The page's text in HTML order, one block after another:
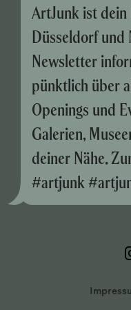
ArtJunk ist
Düsseldorf und
Newsletter
pünktlich über
Openings und
Galerien,
deiner Nähe.
#artjunk